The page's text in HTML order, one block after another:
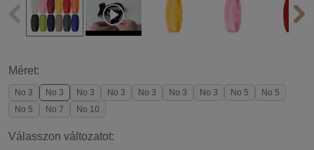
Méret:
No 3 No 3 No 3 No 3 No 3 No 3 No 3 No 5
No 5
No 5
No 7 No 10
Válasszon változatot: